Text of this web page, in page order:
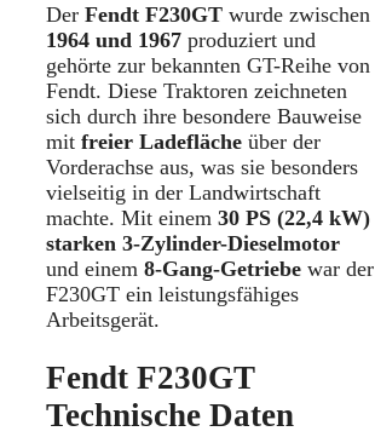
Der Fendt F230GT wurde zwischen
1964 und 1967 produziert und
gehörte zur bekannten GT-Reihe von
Fendt. Diese Traktoren zeichneten
sich durch ihre besondere Bauweise
mit freier Ladefläche über der
Vorderachse aus, was sie besonders
vielseitig in der Landwirtschaft
machte. Mit einem 30 PS (22,4 kW)
starken 3-Zylinder-Dieselmotor
und einem 8-Gang-Getriebe war der
F230GT ein leistungsfähiges
Arbeitsgerät.
Fendt F230GT
Technische Daten